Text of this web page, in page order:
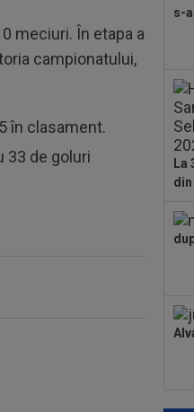
meciuri. În etapa a
campionatului,
în clasament.
33 de goluri
de
a
pe
s-
La